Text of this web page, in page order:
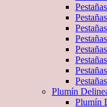
Plumín
Plumín